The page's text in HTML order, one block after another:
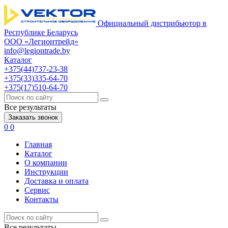
Официальный дистрибьютор в
Республике Беларусь
ООО «Легионтрейд»
info@legiontrade.by
Каталог
+375(44)737-23-38
+375(33)335-64-70
+375(17)510-64-70
Все результаты
Заказать звонок
0 0
Главная
Каталог
О компании
Инструкции
Доставка и оплата
Сервис
Контакты